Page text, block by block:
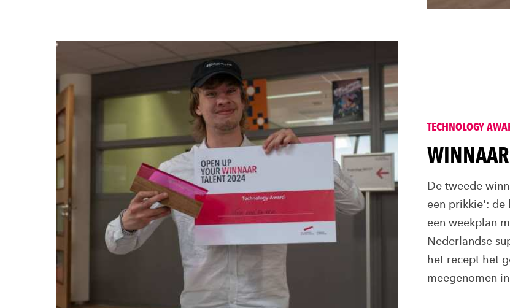
TECHNOLOGY
De tweede
een prikkie': de
een weekplan
Nederlandse
het recept het
meegenomen